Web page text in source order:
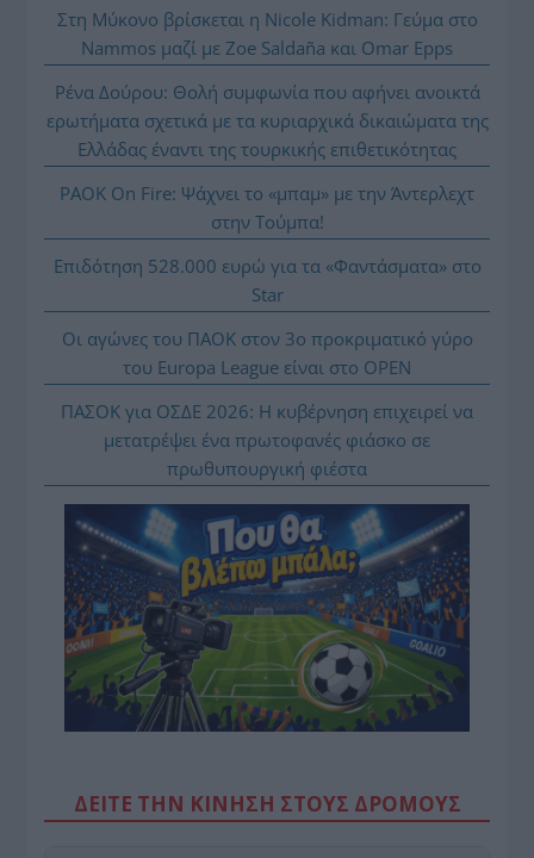
Στη Μύκονο βρίσκεται η Nicole Kidman: Γεύμα στο
Nammos μαζί με Zoe Saldaña και Omar Epps
Ρένα Δούρου: Θολή συμφωνία που αφήνει ανοικτά
ερωτήματα σχετικά με τα κυριαρχικά δικαιώματα της
Ελλάδας έναντι της τουρκικής επιθετικότητας
PAOK On Fire: Ψάχνει το «μπαμ» με την Άντερλεχτ
στην Τούμπα!
Επιδότηση 528.000 ευρώ για τα «Φαντάσματα» στο
Star
Οι αγώνες του ΠΑΟΚ στον 3ο προκριματικό γύρο
του Europa League είναι στο OPEN
ΠΑΣΟΚ για ΟΣΔΕ 2026: Η κυβέρνηση επιχειρεί να
μετατρέψει ένα πρωτοφανές φιάσκο σε
πρωθυπουργική φιέστα
ΔΕΙΤΕ ΤΗΝ ΚΙΝΗΣΗ ΣΤΟΥΣ ΔΡΌΜΟΥΣ